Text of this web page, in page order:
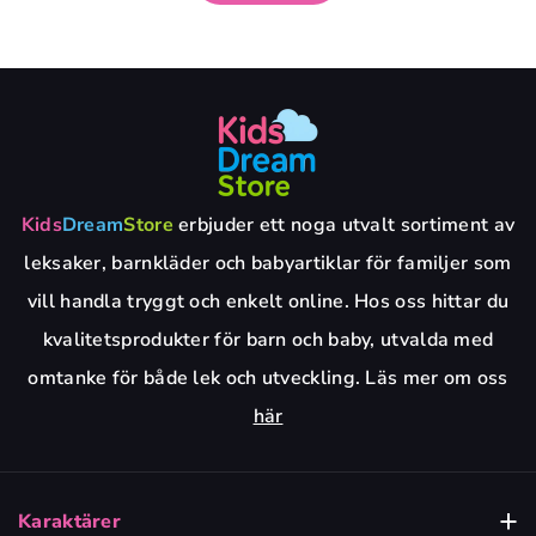
KidsDreamStore erbjuder ett noga utvalt sortiment av
leksaker, barnkläder och babyartiklar för familjer som
vill handla tryggt och enkelt online. Hos oss hittar du
kvalitetsprodukter för barn och baby, utvalda med
omtanke för både lek och utveckling. Läs mer om oss
här
Karaktärer